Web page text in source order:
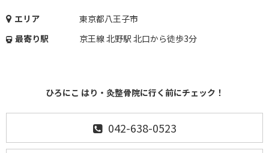
エリア
東京都八王子市
最寄り駅
京王線 北野駅 北口から徒歩3分
ひろにこ はり・灸整骨院に行く前にチェック！
042-638-0523